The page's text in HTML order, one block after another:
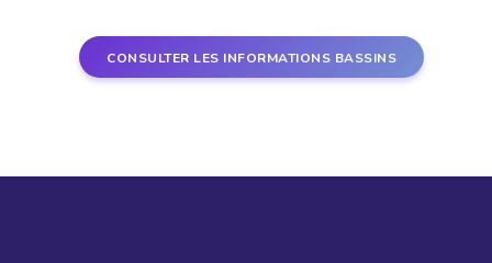
CONSULTER LES INFORMATIONS BASSINS